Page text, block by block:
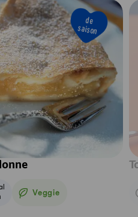
de
saison
Veggie
Veggie